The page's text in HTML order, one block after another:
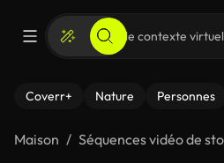
Coverr+ Nature Personnes
Maison Séquences vidéo de